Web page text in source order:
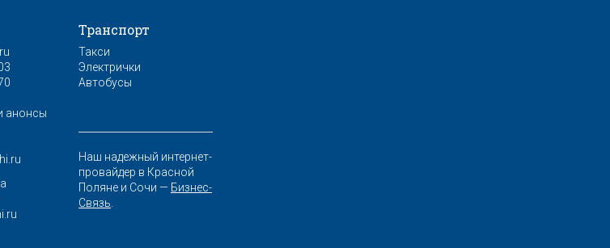
анонсы
Транспорт
Такси
Электрички
Автобусы
Наш надежный интернет-
провайдер в Красной
Поляне и Сочи — Бизнес-
Связь